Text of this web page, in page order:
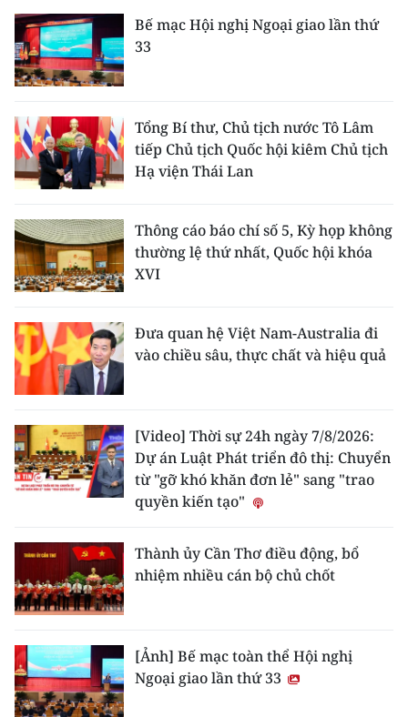
Bế mạc Hội nghị Ngoại giao lần thứ
33
Tổng Bí thư, Chủ tịch nước Tô Lâm
tiếp Chủ tịch Quốc hội kiêm Chủ tịch
Hạ viện Thái Lan
Thông cáo báo chí số 5, Kỳ họp không
thường lệ thứ nhất, Quốc hội khóa
XVI
Đưa quan hệ Việt Nam-Australia đi
vào chiều sâu, thực chất và hiệu quả
[Video] Thời sự 24h ngày 7/8/2026:
Dự án Luật Phát triển đô thị: Chuyển
từ "gỡ khó khăn đơn lẻ" sang "trao
quyền kiến tạo"
Thành ủy Cần Thơ điều động, bổ
nhiệm nhiều cán bộ chủ chốt
[Ảnh] Bế mạc toàn thể Hội nghị
Ngoại giao lần thứ 33